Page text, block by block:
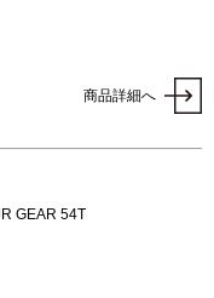
商品詳細へ
GEAR 54T